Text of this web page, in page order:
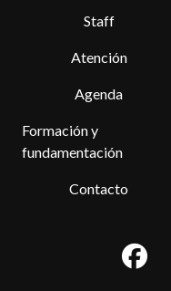
Staff
Atención
Agenda
Formación y
fundamentación
Contacto